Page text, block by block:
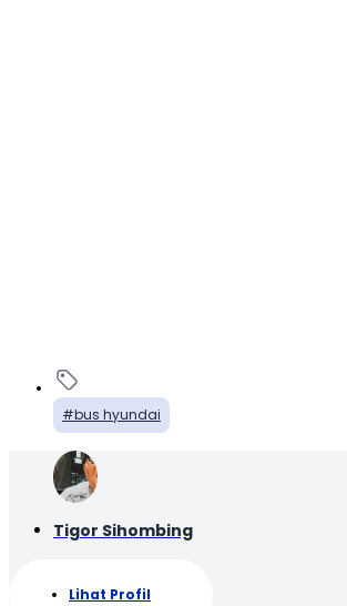
bus hyundai
Tigor Sihombing
Lihat Profil